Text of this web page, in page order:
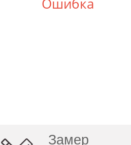
Ошибка
Замер